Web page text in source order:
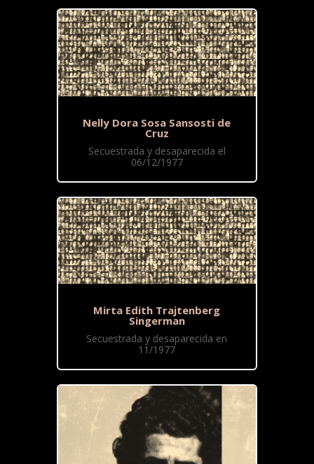
Nelly Dora Sosa Sansosti de
Cruz
Secuestrada y desaparecida el
06/12/1977
Mirta Edith Trajtenberg
Singerman
Secuestrada y desaparecida en
11/1977